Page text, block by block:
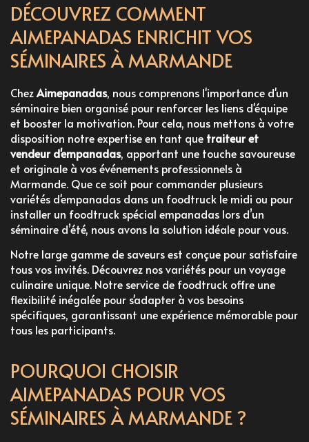
DÉCOUVREZ COMMENT
AIMEPANADAS ENRICHIT VOS
SÉMINAIRES À MARMANDE
ChezAimepanadas, nous comprenons l'importance d'un
séminaire bien organisé pour renforcer les liens d'équipe
et booster la motivation. Pour cela, nous mettons à votre
disposition notre expertise en tant que traiteur et
vendeur d'empanadas, apportant une touche savoureuse
et originale à vos événements professionnels à
Marmande. Que ce soit pour commander plusieurs
variétés d'empanadas dans un foodtruck le midi ou pour
installer un foodtruck spécial empanadas lors d’un
séminaire d’été, nous avons la solution idéale pour vous.
Notre large gamme de saveurs est conçue pour satisfaire
tous vos invités. Découvrez nos variétés pour un voyage
culinaire unique. Notre service de foodtruck offre une
flexibilité inégalée pour s'adapter à vos besoins
spécifiques, garantissant une expérience mémorable pour
tous les participants.
POURQUOI CHOISIR
AIMEPANADAS POUR VOS
SÉMINAIRES À MARMANDE ?